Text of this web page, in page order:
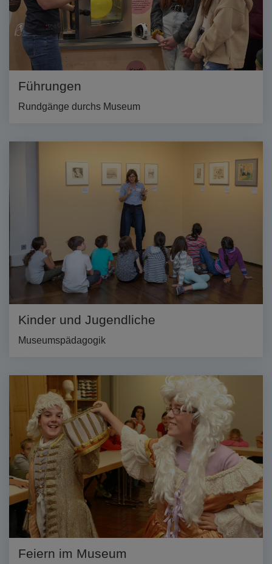
Statistik
Diese Website nutzt Matomo Analytics für die Auswertung der
Seitenaufrufe als Statistik. Die hierdurch gespeicherten Daten werden
ausschließlich auf unseren eigenen Servern gespeichert. Eine
Übertragung an Dritte erfolgt nicht. Wir verwenden die Funktion
AnonymizeIP zur Anonymisierung Ihrer IP-Adresse, so dass diese gekürzt
wird und nicht mehr Ihrem Besuch auf unserer Internetseite zugeordnet
werden kann.
Videos werden über die Plattformen YouTube oder Vimeo eingebunden.
bewirkt laut YouTube, dass YouTube keine Informationen über die
Besucher auf dieser Website speichert, bevor diese sich das Video
Optional sind externe Inhalte auf den Seiten dieser Website
eingebunden. Das können Kartendienste wie z.B. Google Maps sein
oder auch Anwendungen einer externen Website.
Führungen
Rundgänge durchs Museum
Kinder und Jugendliche
Museumspädagogik
Feiern im Museum